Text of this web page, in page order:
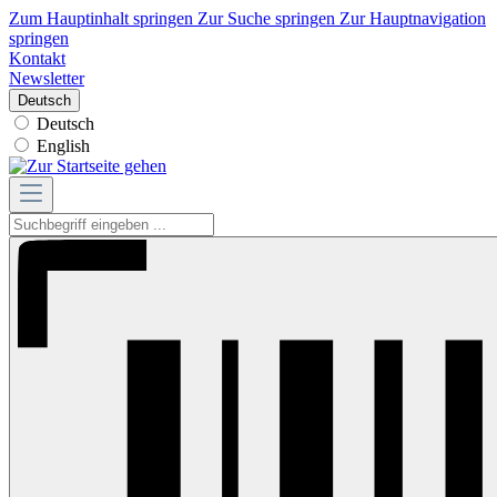
Zum Hauptinhalt springen Zur Suche springen Zur Hauptnavigation
springen
Kontakt
Newsletter
Deutsch
Deutsch
English